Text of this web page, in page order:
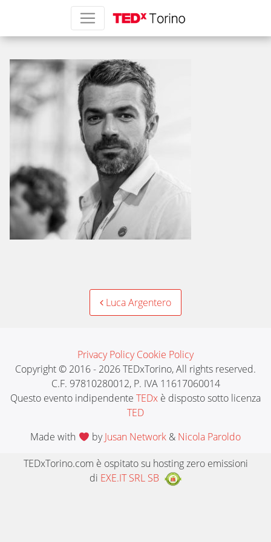
Luca Argentero
Luca Argentero
Privacy Policy Cookie Policy
Copyright © 2016 - 2026 TEDxTorino, All rights reserved.
C.F. 97810280012, P. IVA 11617060014
Questo evento indipendente TEDx è disposto sotto licenza
TED
Made with
byJusan Network& Nicola Paroldo
TEDxTorino.com è ospitato su hosting zero emissioni
di EXE.IT SRL SB